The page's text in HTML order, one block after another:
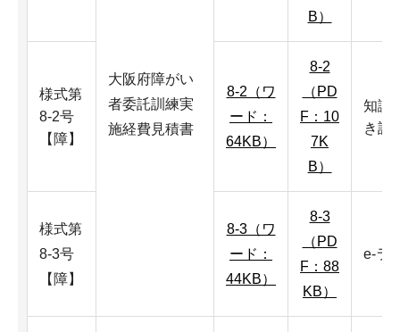
大阪府障がい
者委託訓練実
施経費見積書
B）
様式第
8-2号
【障】
8-2（ワ
ード：
64KB）
8-2
（PD
F：10
7K
B）
知識
き訓
様式第
8-3号
【障】
8-3（ワ
ード：
44KB）
8-3
（PD
F：88
KB）
e-ラ